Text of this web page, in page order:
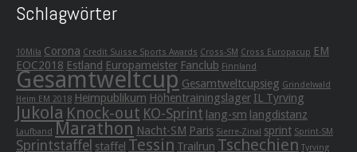
Schlagwörter
10Mila Corona Credit Suisse Sports Awards Cross-SM Cross Europacup EM
EOC2018 Estland Europameister Fanclub Finnland
Gesamtweltcup Gesamtweltcupsieg Grindelwald
Heim EM 2018 Heimpublikum Höhentrainingslager IL Tyrving
Jukola Knock-out KO-Sprint lang-sm langdistanz
Laufband Marathon Nacht-SM Paris Sierre-Zinal sprint Sprint-SM
Sprintstaffel staffel Tessin Trailrun Tschechien Tyrving